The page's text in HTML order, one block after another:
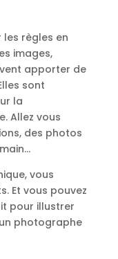
règles en
images,
apporter de
sont
la
Allez vous
des photos
vous
Et vous pouvez
pour illustrer
photographe